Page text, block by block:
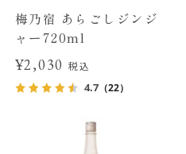
梅乃宿 あらごしジンジ
ャー720ml
¥2,030税込
4.7（22）